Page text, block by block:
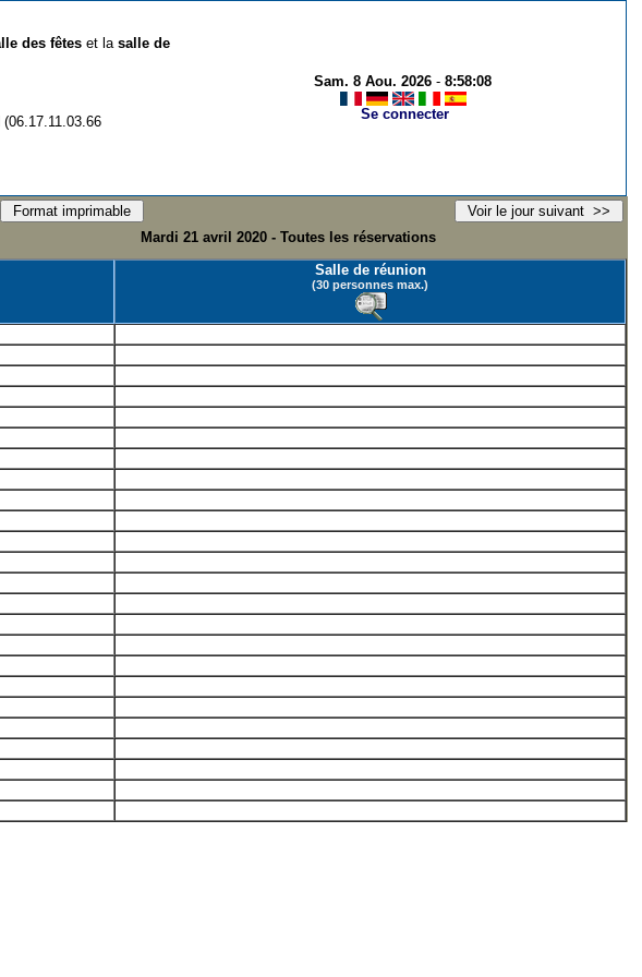
des fêtes et lasalle de
(06.17.11.03.66
Sam. 8 Aou. 2026 -8:58:08
Se connecter
Mardi 21 avril 2020 - Toutes les réservations
Salle de réunion
(30 personnes max.)